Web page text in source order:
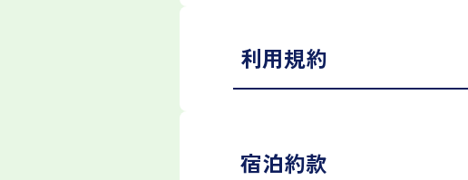
利用規約
宿泊約款